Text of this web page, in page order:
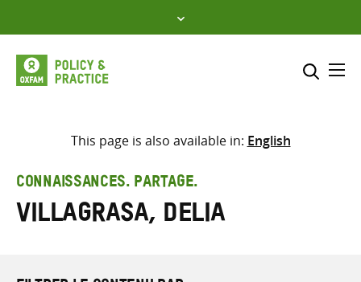
to
content
Sélectionner l’emplacement
Saisir
les
termes
This page is also available in: English
CONNAISSANCES. PARTAGE.
Villagrasa, Delia